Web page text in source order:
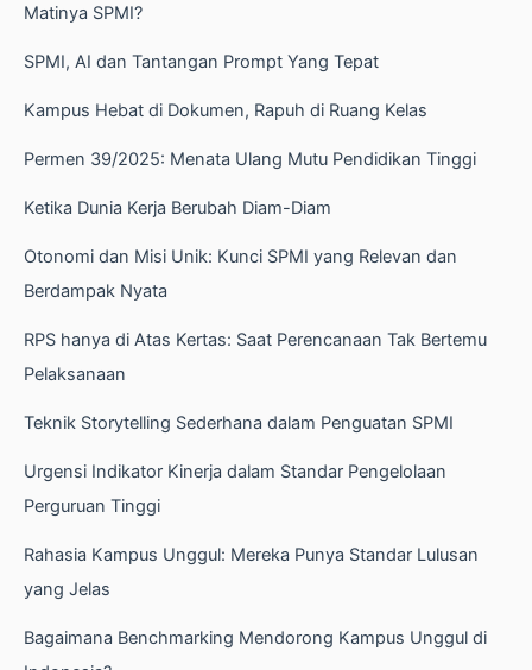
Matinya SPMI?
SPMI, AI dan Tantangan Prompt Yang Tepat
Kampus Hebat di Dokumen, Rapuh di Ruang Kelas
Permen 39/2025: Menata Ulang Mutu Pendidikan Tinggi
Ketika Dunia Kerja Berubah Diam-Diam
Otonomi dan Misi Unik: Kunci SPMI yang Relevan dan
Berdampak Nyata
RPS hanya di Atas Kertas: Saat Perencanaan Tak Bertemu
Pelaksanaan
Teknik Storytelling Sederhana dalam Penguatan SPMI
Urgensi Indikator Kinerja dalam Standar Pengelolaan
Perguruan Tinggi
Rahasia Kampus Unggul: Mereka Punya Standar Lulusan
yang Jelas
Bagaimana Benchmarking Mendorong Kampus Unggul di